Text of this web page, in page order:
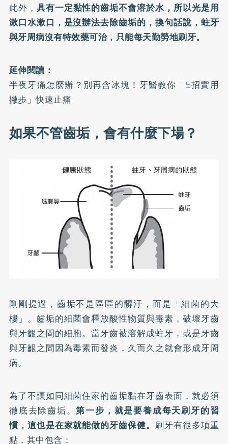
此外， 具有一定黏性的齒垢不會溶於水，所以光是用
漱口水漱口，是沒辦法去除齒垢的，換句話說，蛀牙
與牙周病沒有特效藥可治，只能每天勤勞地刷牙。
延伸閱讀：
半夜牙痛怎麼辦？別再含冰塊！牙醫教你「5招實用
撇步」快速止痛
如果不管齒垢，會有什麼下場？
剛剛提過，齒垢不是區區的髒汙，而是「細菌的大
樓」。齒垢的細菌會釋放酸性物質與毒素，破壞牙齒
與牙齦之間的細胞。當牙齒被溶解成蛀牙，或是牙齒
與牙齦之間因為毒素而發炎，久而久之就會形成牙周
病。
為了不讓如同細菌住家的齒垢黏在牙齒表面，就必須
徹底去除齒垢。第一步，就是要養成每天刷牙的習
慣，這也是在家就能做的牙齒保健。 刷牙有很多項重
點，其中包含：